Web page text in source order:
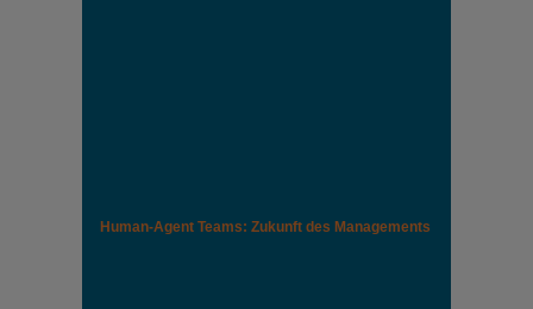
Human-Agent Teams: Zukunft des Managements